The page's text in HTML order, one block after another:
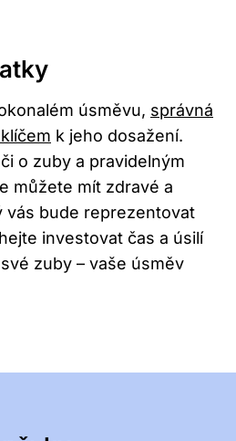
úsměvu, správná
k jeho dosažení.
o zuby a pravidelným
můžete mít zdravé a
vás bude reprezentovat
investovat čas a úsilí
zuby – vaše úsměv